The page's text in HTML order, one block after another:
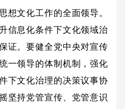
文化工作的全面领导。
信息化条件下文化领域治
证。要健全党中央对宣传
一领导的体制机制，强化
下文化治理的决策议事协
坚持党管宣传、党管意识